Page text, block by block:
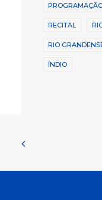
RECITAL
RIO
ÍNDIO